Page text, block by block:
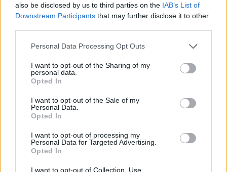
also be disclosed by us to third parties on the IAB’s List of
Downstream Participants that may further disclose it to other
Personal Data Processing Opt Outs
I want to opt-out of the Sharing of my
personal data.
Opted In
I want to opt-out of the Sale of my
Personal Data.
Opted In
I want to opt-out of processing my
Personal Data for Targeted Advertising.
Opted In
I want to opt-out of Collection, Use,